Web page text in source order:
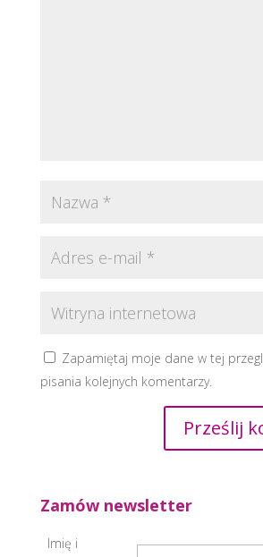
Zapamiętaj moje dane w tej
pisania kolejnych komentarzy.
Zamów newsletter
Imię i